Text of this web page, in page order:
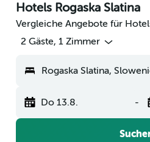
Hotels Rogaska Slatina
Vergleiche Angebote für
2 Gäste, 1 Zimmer
Rogaska Slatina,
Do 13.8. -